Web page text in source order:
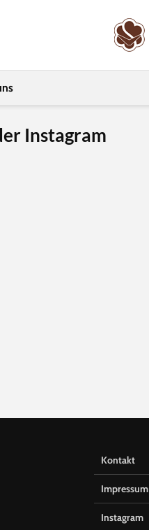
Instagram
Kontakt
Impressum
Instagram